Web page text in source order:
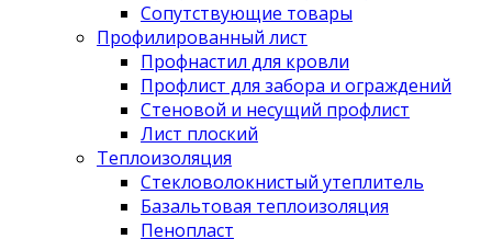
Сопутствующие товары
Профилированный лист
Профнастил для кровли
Профлист для забора и ограждений
Стеновой и несущий профлист
Лист плоский
Теплоизоляция
Стекловолокнистый утеплитель
Базальтовая теплоизоляция
Пенопласт